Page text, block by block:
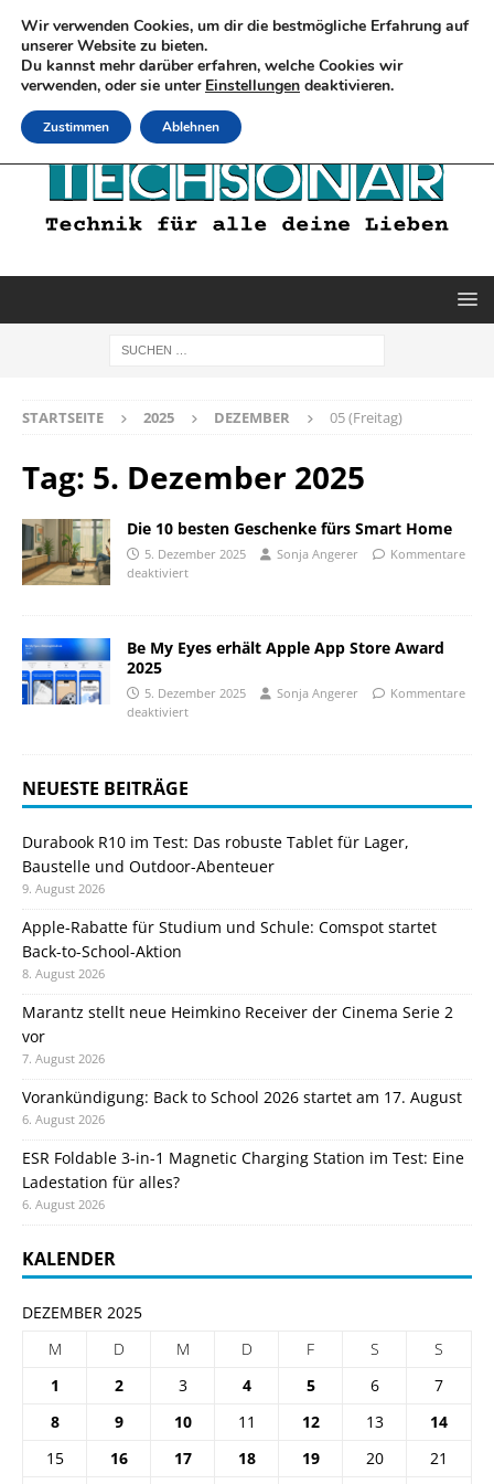
STARTSEITE 2025 DEZEMBER 05 (Freitag)
Tag: 5. Dezember 2025
Die 10 besten Geschenke fürs Smart Home
5. Dezember 2025 Sonja Angerer
Kommentare
deaktiviert
Be My Eyes erhält Apple App Store Award
2025
5. Dezember 2025 Sonja Angerer
Kommentare
deaktiviert
NEUESTE BEITRÄGE
Durabook R10 im Test: Das robuste Tablet für Lager,
Baustelle und Outdoor-Abenteuer
9. August 2026
Apple-Rabatte für Studium und Schule: Comspot startet
Back-to-School-Aktion
8. August 2026
Marantz stellt neue Heimkino Receiver der Cinema Serie 2
vor
7. August 2026
Vorankündigung: Back to School 2026 startet am 17. August
6. August 2026
ESR Foldable 3-in-1 Magnetic Charging Station im Test: Eine
Ladestation für alles?
6. August 2026
KALENDER
DEZEMBER 2025
M
D M D F S
S
1
2 3 4 5 6
7
8
9 10 11 12 13
14
15
16 17 18 19 20
21
Wir verwenden Cookies, um dir die bestmögliche Erfahrung auf
unserer Website zu bieten.
Du kannst mehr darüber erfahren, welche Cookies wir
verwenden, oder sie unter Einstellungen deaktivieren.
Zustimmen Ablehnen